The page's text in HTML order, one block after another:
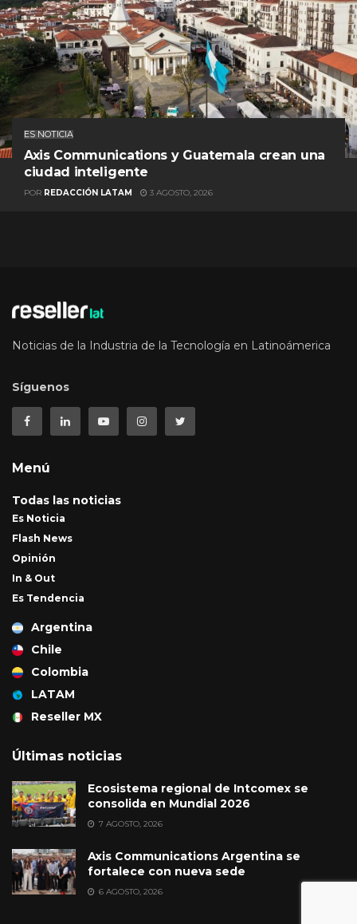
ES NOTICIA
Axis Communications y Guatemala crean una
ciudad inteligente
POR REDACCIÓN LATAM 3 AGOSTO, 2026
Noticias de la Industria de la Tecnología en Latinoámerica
Síguenos
Menú
Todas las noticias
Es Noticia
Flash News
Opinión
In & Out
Es Tendencia
Argentina
Chile
Colombia
LATAM
Reseller MX
Últimas noticias
Ecosistema regional de Intcomex se
consolida en Mundial 2026
7 AGOSTO, 2026
Axis Communications Argentina se
fortalece con nueva sede
6 AGOSTO, 2026